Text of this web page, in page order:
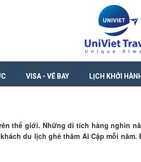
VISA - VÉ BAY LỊCH KHỞI HÀNH
thế giới. Những di tích hàng nghìn
du lịch ghé thăm Ai Cập mỗi